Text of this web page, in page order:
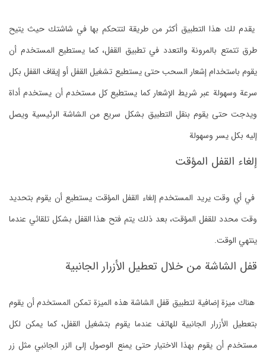
يقدم لك هذا التطبيق أكثر من طريقة لتتحكم بها في شاشتك حيث يتيح
طرق تتمتع بالمرونة والتعدد في تطبيق القفل، كما يستطيع المستخدم أن
يقوم باستخدام إشعار السحب حتى يستطيع تشغيل القفل أو إيقاف القفل بكل
سرعة وسهولة عبر شريط الإشعار كما يستطيع كل مستخدم أن يستخدم أداة
ويدجت حتى يقوم بنقل التطبيق بشكل سريع من الشاشة الرئيسية ويصل
إليه بكل يسر وسهولة
إلغاء القفل المؤقت
في أي وقت يريد المستخدم إلغاء القفل المؤقت يستطيع أن يقوم بتحديد
وقت محدد للقفل المؤقت، بعد ذلك يتم فتح هذا القفل بشكل تلقائي عندما
ينتهي الوقت.
قفل الشاشة من خلال تعطيل الأزرار الجانبية
هناك ميزة إضافية لتطبيق قفل الشاشة هذه الميزة تمكن المستخدم أن يقوم
بتعطيل الأزرار الجانبية للهاتف عندما يقوم بتشغيل القفل، كما يمكن لكل
مستخدم أن يقوم بهذا الاختيار حتى يمنع الوصول إلى الزر الجانبي مثل زر